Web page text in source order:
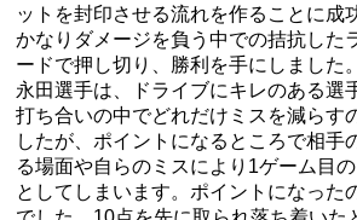
ットを封印させる流れを作ることに成
かなりダメージを負う中での拮抗した
ードで押し切り、勝利を手にしました。
永田選手は、ドライブにキレのある選
打ち合いの中でどれだけミスを減らす
したが、ポイントになるところで相手
る場面や自らのミスにより1ゲーム目
としてしまいます。ポイントになった